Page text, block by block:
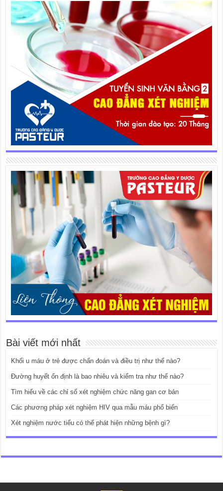
Bài viết mới nhất
Khối u máu ở trẻ được chẩn đoán và điều trị như thế nào?
Đường huyết ổn định là bao nhiêu và kiểm tra như thế nào?
Tìm hiểu về các chỉ số xét nghiệm chức năng gan cơ bản
Các phương pháp xét nghiệm HIV qua mẫu máu phổ biến
Xét nghiệm nước tiểu có thể phát hiện những bệnh gì?